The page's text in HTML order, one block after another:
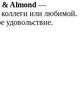
& Almond —
или любимой.
удовольствие.